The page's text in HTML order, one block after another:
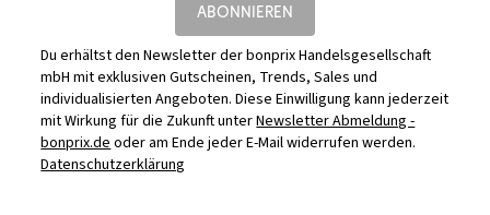
ABONNIEREN
Du erhältst den Newsletter der bonprix Handelsgesellschaft
mbH mit exklusiven Gutscheinen, Trends, Sales und
individualisierten Angeboten. Diese Einwilligung kann jederzeit
mit Wirkung für die Zukunft unterNewsletter Abmeldung -
bonprix.deoder am Ende jeder E-Mail widerrufen werden.
Datenschutzerklärung